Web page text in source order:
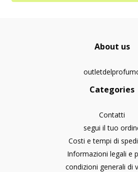
About us
Categories
Contatti
segui il tuo
Costi e tempi di
Informazioni legali e
condizioni generali di